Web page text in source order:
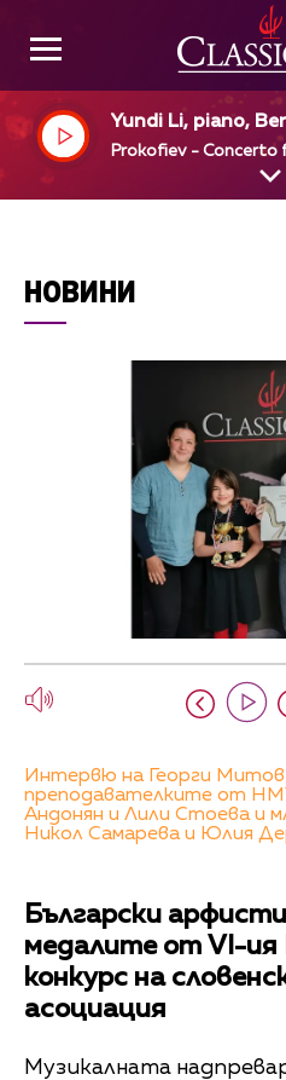
Yundi Li, piano,
awa, dir
Prokofiev - Concerto
НОВИНИ
Интервю на Георги
преподавателките от
Андонян и Лили Стоева и
Никол Самарева и Юлия
Български
медалите от VI-
конкурс на
асоциация
Музикалната